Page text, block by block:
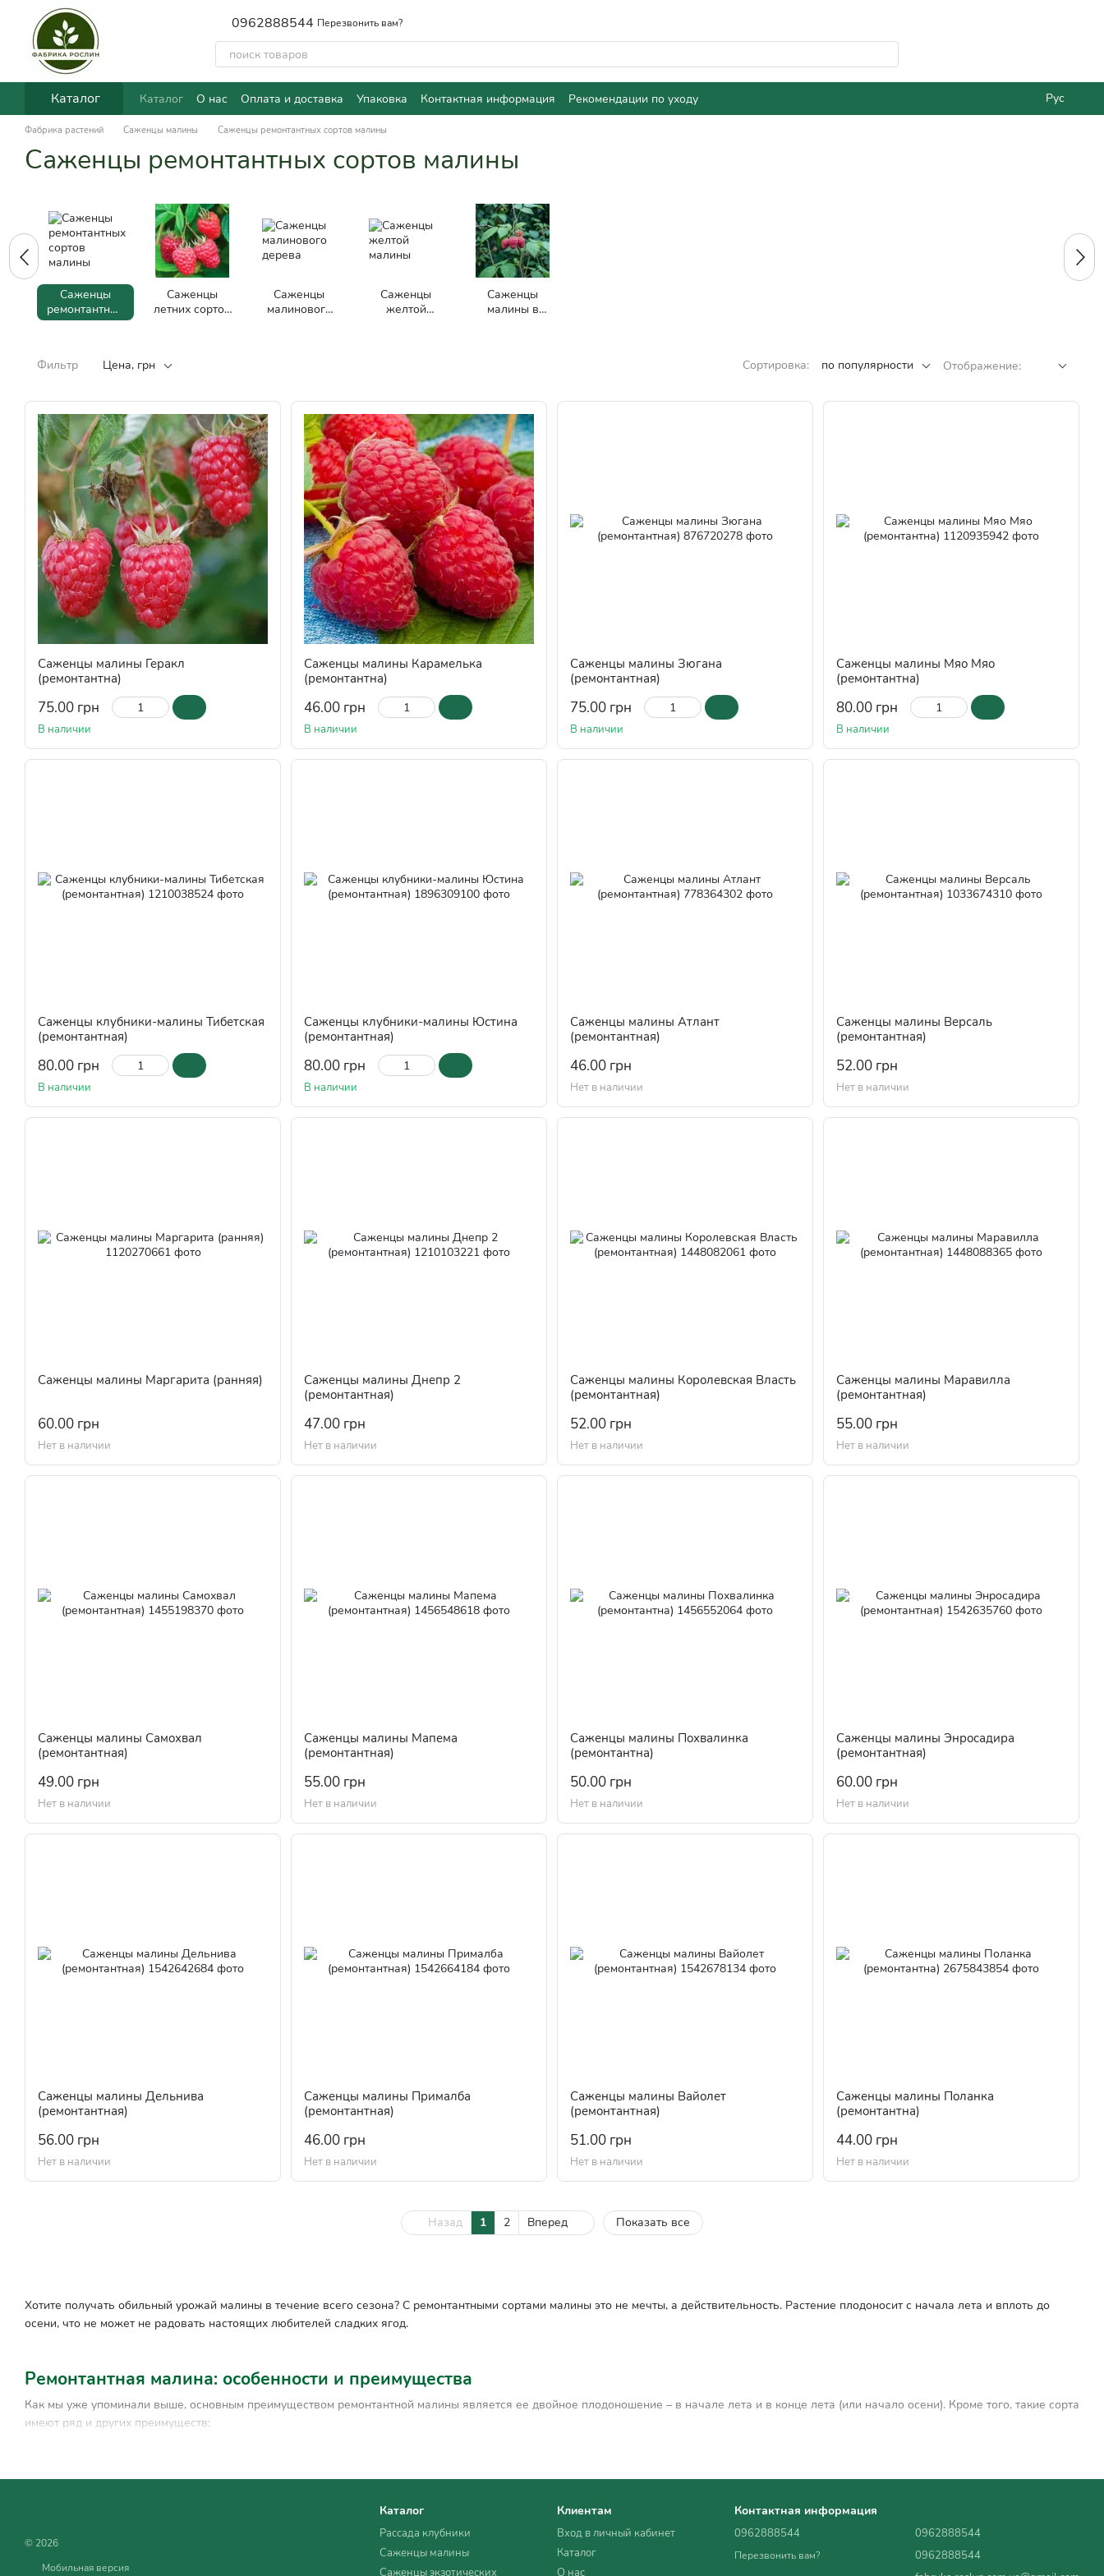
Перейти к основному контенту
0962888544 Перезвонить вам?
Каталог Каталог О нас Оплата и доставка Упаковка Контактная информация Рекомендации по уходу Рус
Фабрика растений Саженцы малины Саженцы ремонтантных сортов малины
Саженцы ремонтантных сортов малины
Саженцы
ремонтантных
сортов
Саженцы
летних сортов
Саженцы
малинового
Саженцы
желтой
Саженцы
малины в
Фильтр Цена, грн Сортировка: по популярности Отображение:
Хотите получать обильный урожай малины в течение всего сезона? С ремонтантными сортами малины это не мечты, а действительность. Растение плодоносит с начала лета и вплоть до
осени, что не может не радовать настоящих любителей сладких ягод.
Ремонтантная малина: особенности и преимущества
Как мы уже упоминали выше, основным преимуществом ремонтантной малины является ее двойное плодоношение – в начале лета и в конце лета (или начало осени). Кроме того, такие сорта
имеют ряд и других преимуществ:
Саженцы малины Геракл
(ремонтантна)
75.00 грн
В наличии
Саженцы малины Карамелька
(ремонтантна)
46.00 грн
В наличии
Саженцы малины Зюгана
(ремонтантная)
75.00 грн
В наличии
Саженцы малины Мяо Мяо
(ремонтантна)
80.00 грн
В наличии
Саженцы клубники-малины Тибетская
(ремонтантная)
80.00 грн
В наличии
Саженцы клубники-малины Юстина
(ремонтантная)
80.00 грн
В наличии
Саженцы малины Атлант
(ремонтантная)
46.00 грн
Нет в наличии
Саженцы малины Версаль
(ремонтантная)
52.00 грн
Нет в наличии
Саженцы малины Маргарита (ранняя)
60.00 грн
Нет в наличии
Саженцы малины Днепр 2
(ремонтантная)
47.00 грн
Нет в наличии
Саженцы малины Королевская Власть
(ремонтантная)
52.00 грн
Нет в наличии
Саженцы малины Маравилла
(ремонтантная)
55.00 грн
Нет в наличии
Саженцы малины Самохвал
(ремонтантная)
49.00 грн
Нет в наличии
Саженцы малины Мапема
(ремонтантная)
55.00 грн
Нет в наличии
Саженцы малины Похвалинка
(ремонтантна)
50.00 грн
Нет в наличии
Саженцы малины Энросадира
(ремонтантная)
60.00 грн
Нет в наличии
Саженцы малины Дельнива
(ремонтантная)
56.00 грн
Нет в наличии
Саженцы малины Прималба
(ремонтантная)
46.00 грн
Нет в наличии
Саженцы малины Вайолет
(ремонтантная)
51.00 грн
Нет в наличии
Саженцы малины Поланка
(ремонтантна)
44.00 грн
Нет в наличии
Назад 1 2 Вперед Показать все
© 2026
Мобильная версия
Каталог
Рассада клубники
Саженцы малины
Саженцы экзотических
Клиентам
Вход в личный кабинет
Каталог
О нас
Контактная информация
0962888544
Перезвонить вам?
0962888544
0962888544